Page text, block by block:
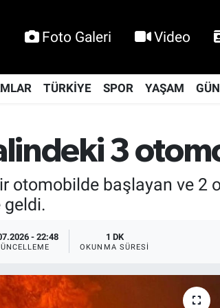
Foto Galeri Video
TÜRKİYE SPOR YAŞAM
3
otomobilde başlayan ve 2
geldi.
- 22:48 1 DK
OKUNMA SÜRESI